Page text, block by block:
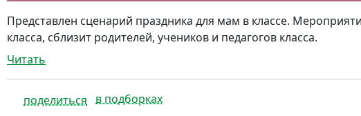
Представлен сценарий праздника для мам в классе.
класса, сблизит родителей, учеников и педагогов класса.
Читать
поделиться в подборках